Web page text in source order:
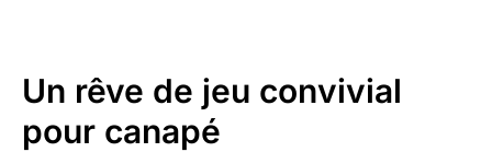
Un rêve de jeu convivial
pour canapé